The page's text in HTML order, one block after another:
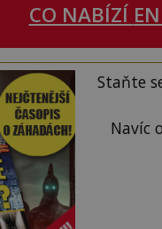
CO NABÍZÍ
Staňte
Navíc